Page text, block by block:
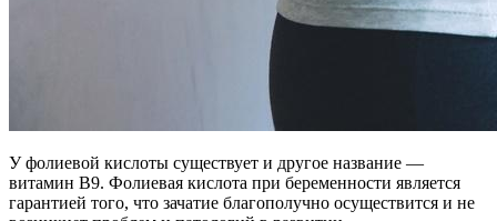
У фолиевой кислоты существует и другое название —
витамин В9. Фолиевая кислота при беременности является
гарантией того, что зачатие благополучно осуществится и не